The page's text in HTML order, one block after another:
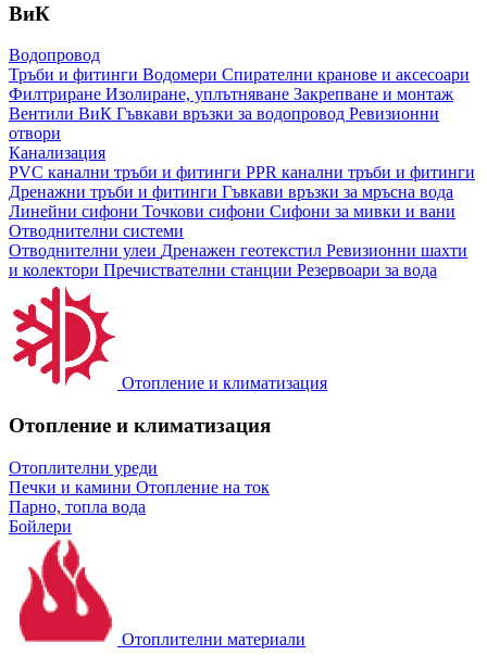
ВиК
Водопровод
Тръби и фитинги Водомери Спирателни кранове и аксесоари
Филтриране Изолиране, уплътняване Закрепване и монтаж
Вентили ВиК Гъвкави връзки за водопровод Ревизионни
отвори
Канализация
PVC канални тръби и фитинги PPR канални тръби и фитинги
Дренажни тръби и фитинги Гъвкави връзки за мръсна вода
Линейни сифони Точкови сифони Сифони за мивки и вани
Отводнителни системи
Отводнителни улеи Дренажен геотекстил Ревизионни шахти
и колектори Пречиствателни станции Резервоари за вода
Отопление и климатизация
Отопление и климатизация
Отоплителни уреди
Печки и камини Отопление на ток
Парно, топла вода
Бойлери
Отоплителни материали